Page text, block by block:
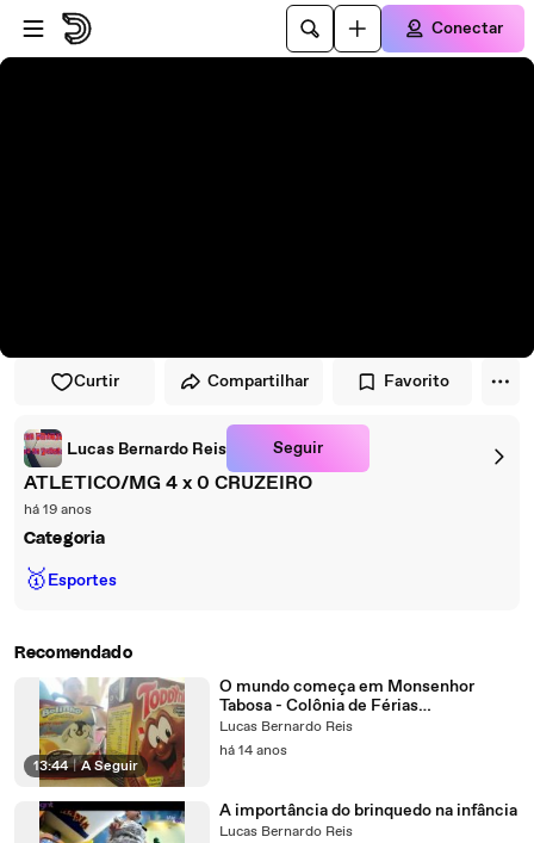
Pular para o player
Ir para o conteúdo principal
Conectar
Curtir Compartilhar Favorito
Lucas Bernardo Reis Seguir
ATLETICO/MG 4 x 0 CRUZEIRO
há 19 anos
Categoria
🥇Esportes
Recomendado
13:44 | A Seguir
O mundo começa em Monsenhor
Tabosa - Colônia de Férias
COFAC/UFC/SEDUC
Lucas Bernardo Reis
há 14 anos
A importância do brinquedo na infância
Lucas Bernardo Reis